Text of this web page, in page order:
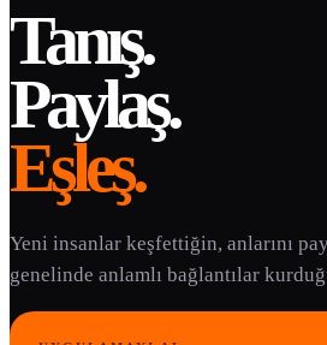
Tanış.
Paylaş.
Eşleş.
Yeni insanlar keşfettiğin, anlarını
genelinde anlamlı bağlantılar